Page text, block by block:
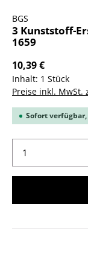
BGS
3 Kunststoff-
1659
10,39 €
Inhalt: 1 Stück
Preise inkl. MwSt.
Sofort
Produkt